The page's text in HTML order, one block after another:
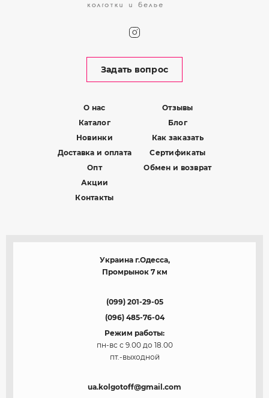
Задать вопрос
О нас
Каталог
Новинки
Доставка и оплата
Опт
Акции
Контакты
Отзывы
Блог
Как заказать
Сертификаты
Обмен и возврат
Украина г.Одесса,
Промрынок 7 км
(099) 201-29-05
(096) 485-76-04
Режим работы:
пн-вс с 9.00 до 18.00
пт.-выходной
ua.kolgotoff@gmail.com